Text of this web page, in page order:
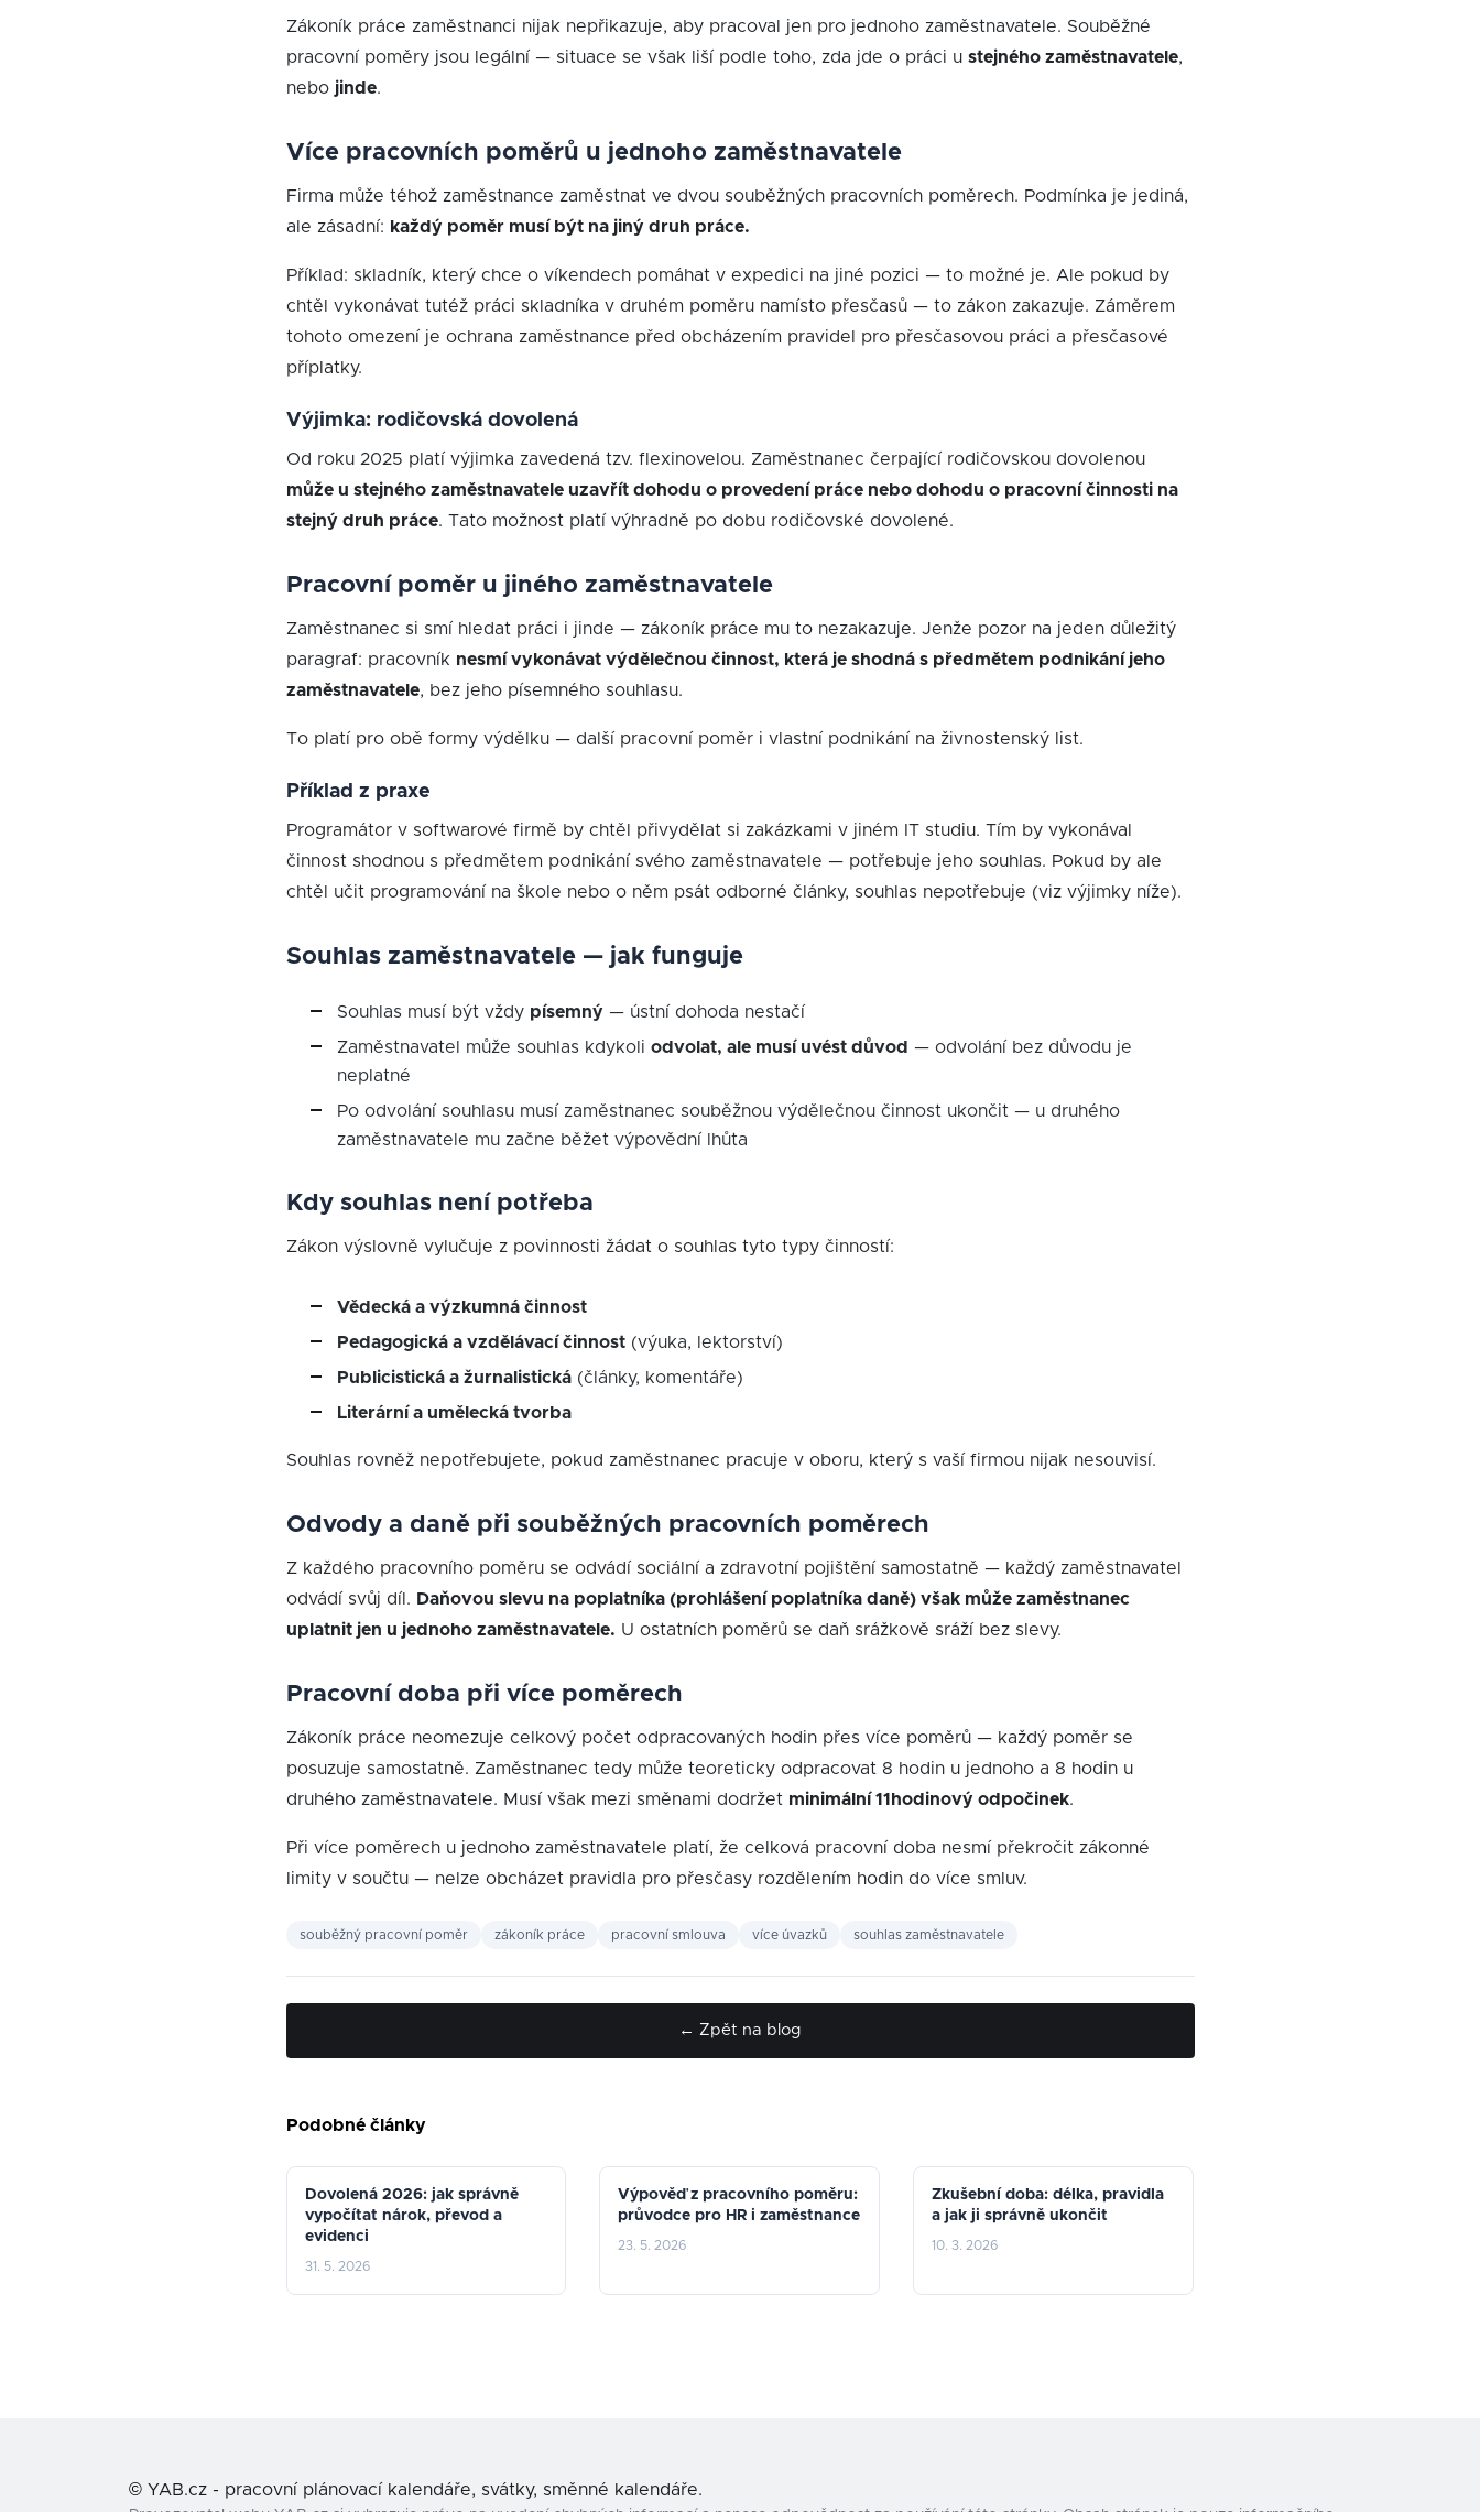
Zákoník práce zaměstnanci nijak nepřikazuje, aby pracoval jen pro jednoho zaměstnavatele. Souběžné
pracovní poměry jsou legální — situace se však liší podle toho, zda jde o práci u stejného zaměstnavatele,
nebo jinde.
Více pracovních poměrů u jednoho zaměstnavatele
Firma může téhož zaměstnance zaměstnat ve dvou souběžných pracovních poměrech. Podmínka je jediná,
ale zásadní: každý poměr musí být na jiný druh práce.
Příklad: skladník, který chce o víkendech pomáhat v expedici na jiné pozici — to možné je. Ale pokud by
chtěl vykonávat tutéž práci skladníka v druhém poměru namísto přesčasů — to zákon zakazuje. Záměrem
tohoto omezení je ochrana zaměstnance před obcházením pravidel pro přesčasovou práci a přesčasové
příplatky.
Výjimka: rodičovská dovolená
Od roku 2025 platí výjimka zavedená tzv. flexinovelou. Zaměstnanec čerpající rodičovskou dovolenou
může u stejného zaměstnavatele uzavřít dohodu o provedení práce nebo dohodu o pracovní činnosti na
stejný druh práce. Tato možnost platí výhradně po dobu rodičovské dovolené.
Pracovní poměr u jiného zaměstnavatele
Zaměstnanec si smí hledat práci i jinde — zákoník práce mu to nezakazuje. Jenže pozor na jeden důležitý
paragraf: pracovník nesmí vykonávat výdělečnou činnost, která je shodná s předmětem podnikání jeho
zaměstnavatele, bez jeho písemného souhlasu.
To platí pro obě formy výdělku — další pracovní poměr i vlastní podnikání na živnostenský list.
Příklad z praxe
Programátor v softwarové firmě by chtěl přivydělat si zakázkami v jiném IT studiu. Tím by vykonával
činnost shodnou s předmětem podnikání svého zaměstnavatele — potřebuje jeho souhlas. Pokud by ale
chtěl učit programování na škole nebo o něm psát odborné články, souhlas nepotřebuje (viz výjimky níže).
Souhlas zaměstnavatele — jak funguje
Souhlas musí být vždy písemný — ústní dohoda nestačí
Zaměstnavatel může souhlas kdykoli odvolat, ale musí uvést důvod — odvolání bez důvodu je
neplatné
Po odvolání souhlasu musí zaměstnanec souběžnou výdělečnou činnost ukončit — u druhého
zaměstnavatele mu začne běžet výpovědní lhůta
Kdy souhlas není potřeba
Zákon výslovně vylučuje z povinnosti žádat o souhlas tyto typy činností:
Vědecká a výzkumná činnost
Pedagogická a vzdělávací činnost(výuka, lektorství)
Publicistická a žurnalistická(články, komentáře)
Literární a umělecká tvorba
Souhlas rovněž nepotřebujete, pokud zaměstnanec pracuje v oboru, který s vaší firmou nijak nesouvisí.
Odvody a daně při souběžných pracovních poměrech
Z každého pracovního poměru se odvádí sociální a zdravotní pojištění samostatně — každý zaměstnavatel
odvádí svůj díl. Daňovou slevu na poplatníka (prohlášení poplatníka daně) však může zaměstnanec
uplatnit jen u jednoho zaměstnavatele. U ostatních poměrů se daň srážkově sráží bez slevy.
Pracovní doba při více poměrech
Zákoník práce neomezuje celkový počet odpracovaných hodin přes více poměrů — každý poměr se
posuzuje samostatně. Zaměstnanec tedy může teoreticky odpracovat 8 hodin u jednoho a 8 hodin u
druhého zaměstnavatele. Musí však mezi směnami dodržet minimální 11hodinový odpočinek.
Při více poměrech u jednoho zaměstnavatele platí, že celková pracovní doba nesmí překročit zákonné
limity v součtu — nelze obcházet pravidla pro přesčasy rozdělením hodin do více smluv.
souběžný pracovní poměr zákoník práce pracovní smlouva více úvazků souhlas zaměstnavatele
← Zpět na blog
Podobné články
Dovolená 2026: jak správně
vypočítat nárok, převod a
evidenci
31. 5. 2026
Výpověď z pracovního poměru:
průvodce pro HR i zaměstnance
23. 5. 2026
Zkušební doba: délka, pravidla
a jak ji správně ukončit
10. 3. 2026
© YAB.cz - pracovní plánovací kalendáře, svátky, směnné kalendáře.